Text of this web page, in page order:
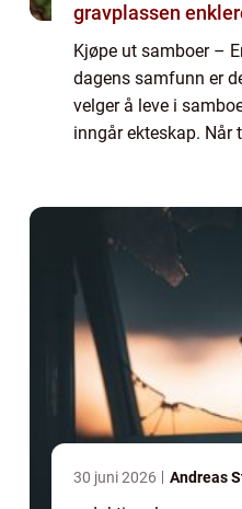
gravplassen
Kjøpe ut samboer –
dagens samfunn er
velger å leve i
inngår ekteskap. Når
hva som ska...
30 juni 2026 Andreas